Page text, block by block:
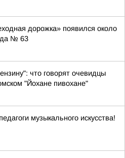
дорожка» появился около
№ 63
что говорят очевидцы
"Йохане пивохане"
музыкального искусства!